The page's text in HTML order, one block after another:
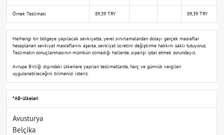
Örnek Teslimatı 89,39 TRY 89,39 TRY
Herhangi bir bölgeye yapılacak sevkiyatta, yerel sınırlamalardan dolayı gerçek masraflar
hesaplanan sevkiyat masraflarını aşarsa, sevkiyat ücretini değiştirme hakkını saklı tutuyoruz.
Teslimatın sonuçlanmasının mümkün olmadığı hallerde, siparişi iptal etmek zorundayız.
Avrupa Birliği dışındaki ülkerlere yapılan teslimatlarda, harç ve gümrük vergileri
uygulanabileceğini bilmenizi isteriz.
*AB-ülkeleri
Avusturya
Belçika